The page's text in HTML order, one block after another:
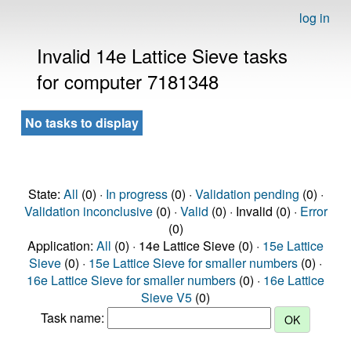
log in
Invalid 14e Lattice Sieve tasks
for computer 7181348
No tasks to display
State: All (0) · In progress(0) · Validation pending (0) ·
Validation inconclusive(0) · Valid (0) · Invalid (0) · Error
(0)
Application: All (0) · 14e Lattice Sieve (0) · 15e Lattice
Sieve (0) · 15e Lattice Sieve for smaller numbers (0) ·
16e Lattice Sieve for smaller numbers (0) · 16e Lattice
Sieve V5 (0)
Task name: